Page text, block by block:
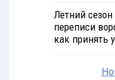
Летний
переписи
как принять